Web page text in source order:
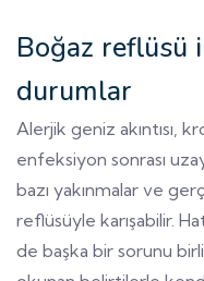
Boğaz reflüsü
durumlar
Alerjik geniz akıntısı,
enfeksiyon sonrası
bazı yakınmalar ve
reflüsüyle karışabilir.
de başka bir sorunu